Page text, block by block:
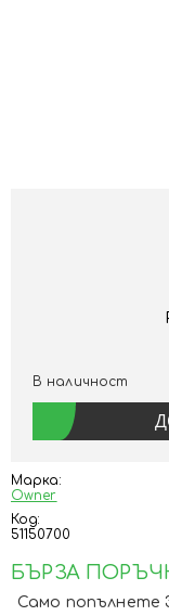
Марка:
Owner
Код:
51150700
БЪРЗА
Само попълнете
В наличност